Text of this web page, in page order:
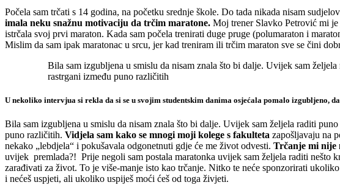
Počela sam trčati s 14 godina, na početku srednje škole. Do tada nikada nisam
imala neku snažnu motivaciju da trčim maratone. Moj trener Slavko Petrović mi
istrčala svoj prvi maraton. Kada sam počela trenirati duge pruge (polumaraton i
Mislim da sam ipak maratonac u srcu, jer kad treniram ili trčim maraton sve se čini
Bila sam izgubljena u smislu da nisam znala što bi dalje. Uvijek sam
rastrgani između puno različitih
U nekoliko intervjua si rekla da si se u svojim studentskim danima osjećala pomalo izgubljeno,
Bila sam izgubljena u smislu da nisam znala što bi dalje. Uvijek sam željela raditi
puno različitih. Vidjela sam kako se mnogi moji kolege s fakulteta zapošljavaju na
nekako „lebdjela“ i pokušavala odgonetnuti gdje će me život odvesti. Trčanje mi nije
uvijek premlada?! Prije negoli sam postala maratonka uvijek sam željela raditi nešto
zarađivati za život. To je više-manje isto kao trčanje. Nitko te neće sponzorirati
i nećeš uspjeti, ali ukoliko uspiješ moći ćeš od toga živjeti.